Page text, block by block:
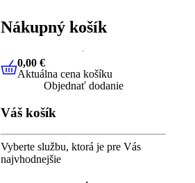
Nákupný košík
0,00 €Aktuálna cena košíku
0,00 €
Aktuálna cena košíku
Objednať dodanie
Váš košík
Vyberte službu, ktorá je pre Vás
najvhodnejšie